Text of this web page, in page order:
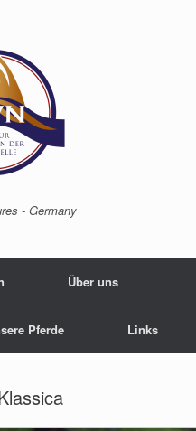
- Germany
Über uns
Pferde Links